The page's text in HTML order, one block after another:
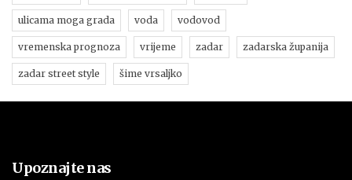
ulicama moga grada voda vodovod
vremenska prognoza vrijeme zadar zadarska županija
zadar street style šime vrsaljko
Upoznajte nas